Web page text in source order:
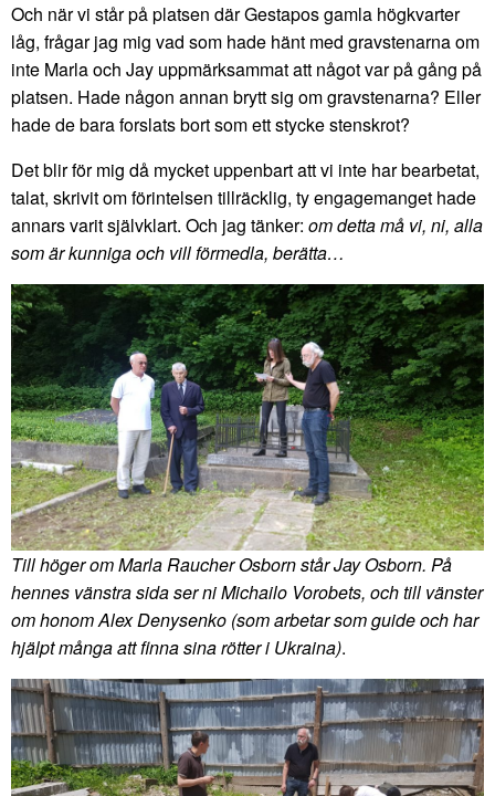
Och när vi står på platsen där Gestapos gamla högkvarter
låg, frågar jag mig vad som hade hänt med gravstenarna om
inte Marla och Jay uppmärksammat att något var på gång på
platsen. Hade någon annan brytt sig om gravstenarna? Eller
hade de bara forslats bort som ett stycke stenskrot?
Det blir för mig då mycket uppenbart att vi inte har bearbetat,
talat, skrivit om förintelsen tillräcklig, ty engagemanget hade
annars varit självklart. Och jag tänker: om detta må vi, ni, alla
som är kunniga och vill förmedla, berätta…
Till höger om Marla Raucher Osborn står Jay Osborn. På
hennes vänstra sida ser ni Michailo Vorobets, och till vänster
om honom Alex Denysenko (som arbetar som guide och har
hjälpt många att finna sina rötter i Ukraina).